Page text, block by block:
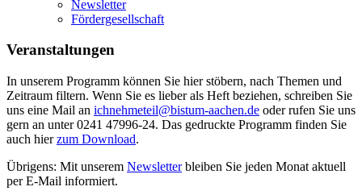
Newsletter
Fördergesellschaft
Veranstaltungen
In unserem Programm können Sie hier stöbern, nach Themen und
Zeitraum filtern. Wenn Sie es lieber als Heft beziehen, schreiben Sie
uns eine Mail an ichnehmeteil@bistum-aachen.de oder rufen Sie uns
gern an unter 0241 47996-24. Das gedruckte Programm finden Sie
auch hierzum Download.
Übrigens: Mit unserem Newsletterbleiben Sie jeden Monat aktuell
per E-Mail informiert.